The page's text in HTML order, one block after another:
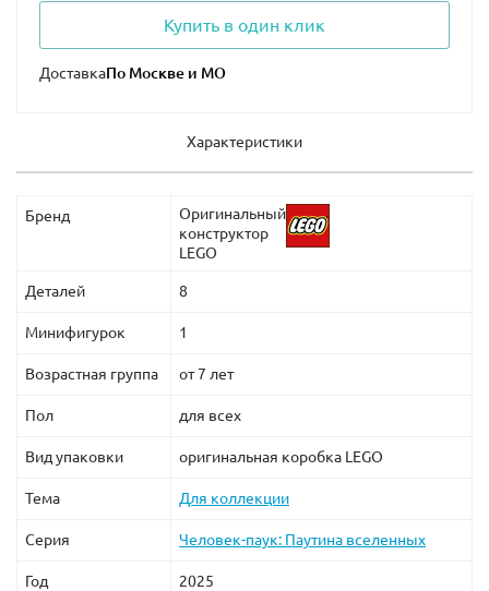
Купить в один клик
Доставка
Характеристики
Бренд
Оригинальный
конструктор
LEGO
Деталей 8
Минифигурок 1
Возрастная группа от 7 лет
Пол для всех
Вид упаковки оригинальная коробка LEGO
Тема Для коллекции
Серия Человек-паук: Паутина вселенных
Год 2025